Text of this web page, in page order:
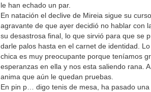
le han echado un par.
En natación el declive de Mireia sigue su
agravante de que ayer decidió no hablar con
su desastrosa final, lo que sirvió para que se
darle palos hasta en el carnet de identidad.
chica es muy preocupante porque teníamos
esperanzas en ella y nos esta saliendo rana.
anima que aún le quedan pruebas.
En pin p… digo tenis de mesa, ha pasado una